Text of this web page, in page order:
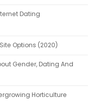
Dating
Options (2020)
Gender, Dating And
Horticulture